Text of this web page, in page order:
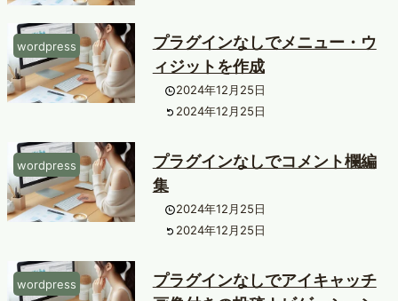
wordpress
プラグインなしでメニュー・ウ
ィジットを作成
2024年12月25日
2024年12月25日
wordpress
プラグインなしでコメント欄編
集
2024年12月25日
2024年12月25日
wordpress
プラグインなしでアイキャッチ